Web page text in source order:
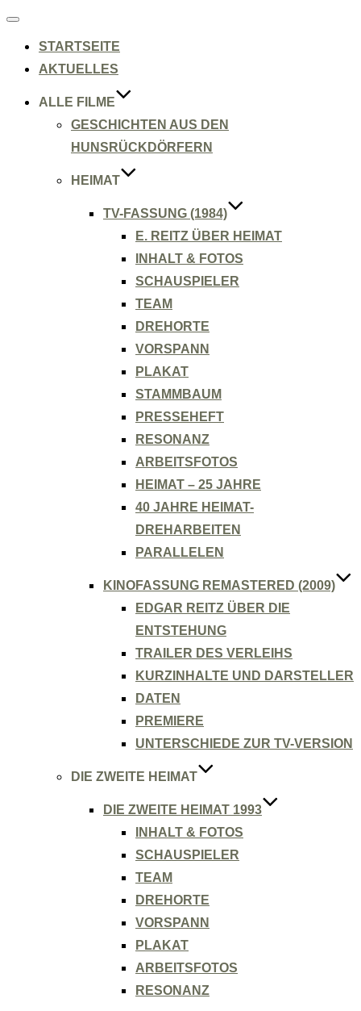
Navigation
STARTSEITE
AKTUELLES
ALLE FILME
GESCHICHTEN AUS DEN
HUNSRÜCKDÖRFERN
HEIMAT
TV-FASSUNG (1984)
E. REITZ ÜBER HEIMAT
INHALT & FOTOS
SCHAUSPIELER
TEAM
DREHORTE
VORSPANN
PLAKAT
STAMMBAUM
PRESSEHEFT
RESONANZ
ARBEITSFOTOS
HEIMAT – 25 JAHRE
40 JAHRE HEIMAT-
DREHARBEITEN
PARALLELEN
KINOFASSUNG REMASTERED (2009)
EDGAR REITZ ÜBER DIE
ENTSTEHUNG
TRAILER DES VERLEIHS
KURZINHALTE UND DARSTELLER
DATEN
PREMIERE
UNTERSCHIEDE ZUR TV-VERSION
DIE ZWEITE HEIMAT
DIE ZWEITE HEIMAT 1993
INHALT & FOTOS
SCHAUSPIELER
TEAM
DREHORTE
VORSPANN
PLAKAT
ARBEITSFOTOS
RESONANZ